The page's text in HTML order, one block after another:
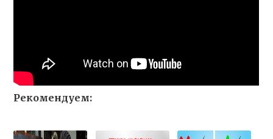
Рекомендуем: